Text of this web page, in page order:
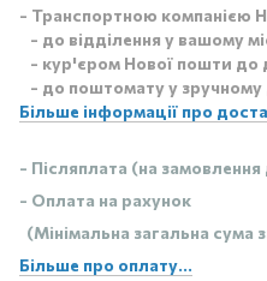
- Транспортною компанією
- до відділення у вашому
- кур'єром Нової пошти до
- до поштомату у зручному
Більше інформації про
- Післяплата (на
- Оплата на рахунок
(Мінімальна загальна сума
Більше про оплату...